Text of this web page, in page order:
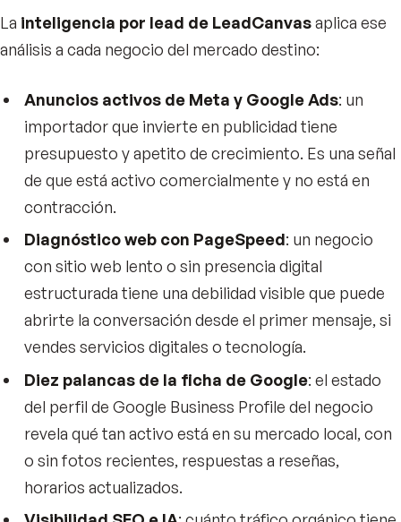
La inteligencia por lead de LeadCanvasaplica ese
análisis a cada negocio del mercado destino:
Anuncios activos de Meta y Google Ads: un
importador que invierte en publicidad tiene
presupuesto y apetito de crecimiento. Es una señal
de que está activo comercialmente y no está en
contracción.
Diagnóstico web con PageSpeed: un negocio
con sitio web lento o sin presencia digital
estructurada tiene una debilidad visible que puede
abrirte la conversación desde el primer mensaje, si
vendes servicios digitales o tecnología.
Diez palancas de la ficha de Google: el estado
del perfil de Google Business Profile del negocio
revela qué tan activo está en su mercado local, con
o sin fotos recientes, respuestas a reseñas,
horarios actualizados.